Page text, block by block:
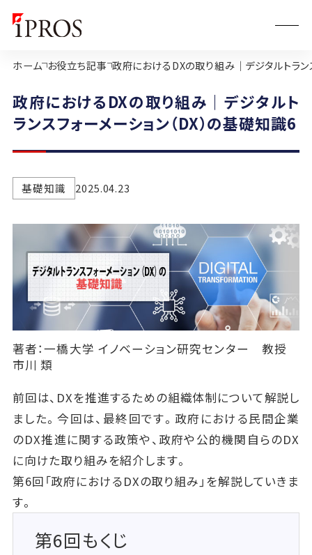
ホーム お役立ち記事 政府におけるDXの取り組み｜デジタルトラン
政府におけるDXの取り組み｜デジタルト
ランスフォーメーション（DX）の基礎知識6
基礎知識 2025.04.23
著者：一橋大学 イノベーション研究センター 教授
市川 類
前回は、DXを推進するための組織体制について解説し
ました。今回は、最終回です。政府における民間企業
のDX推進に関する政策や、政府や公的機関自らのDX
に向けた取り組みを紹介します。
第6回「政府におけるDXの取り組み」を解説していきま
す。
第6回もくじ